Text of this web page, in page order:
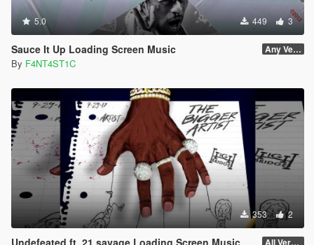
5.0 449 3
Sauce It Up Loading Screen Music Any Version
By F4NT4ST1C
353 2
Undefeated ft. 21 savage Loading Screen Music All Versions